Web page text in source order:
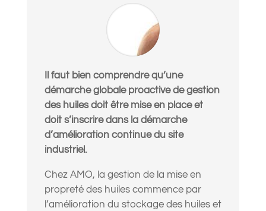
Il faut bien comprendre qu’une
démarche globale proactive de gestion
des huiles doit être mise en place et
doit s’inscrire dans la démarche
d’amélioration continue du site
industriel.
Chez AMO, la gestion de la mise en
propreté des huiles commence par
l’amélioration du stockage des huiles et